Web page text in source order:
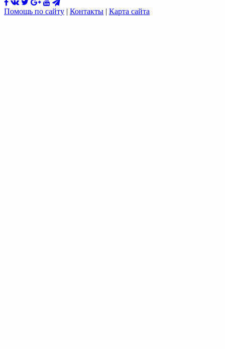
Помощь по сайту | Контакты | Карта сайта